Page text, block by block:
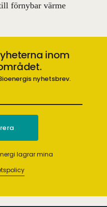
förnybar värme
inom
nyhetsbrev.
lagrar mina